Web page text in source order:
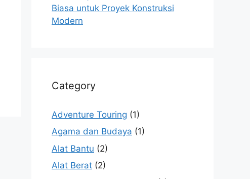
Biasa untuk Proyek Konstruksi
Modern
Category
Adventure Touring (1)
Agama dan Budaya (1)
Alat Bantu (2)
Alat Berat (2)